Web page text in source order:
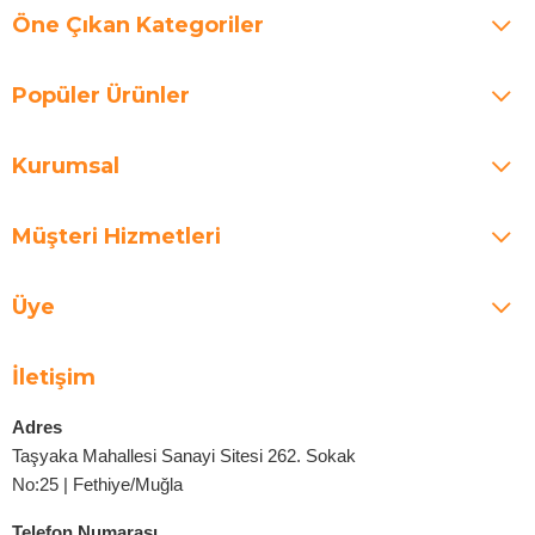
Öne Çıkan Kategoriler
Popüler Ürünler
Kurumsal
Müşteri Hizmetleri
Üye
İletişim
Adres
Taşyaka Mahallesi Sanayi Sitesi 262. Sokak
No:25 | Fethiye/Muğla